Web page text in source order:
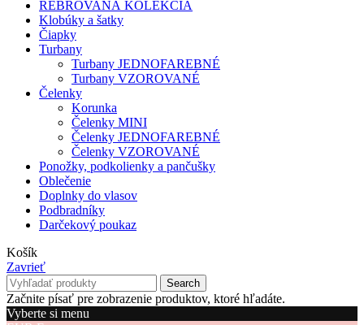
REBROVANÁ KOLEKCIA
Klobúky a šatky
Čiapky
Turbany
Turbany JEDNOFAREBNÉ
Turbany VZOROVANÉ
Čelenky
Korunka
Čelenky MINI
Čelenky JEDNOFAREBNÉ
Čelenky VZOROVANÉ
Ponožky, podkolienky a pančušky
Oblečenie
Doplnky do vlasov
Podbradníky
Darčekový poukaz
Košík
Zavrieť
Search
Začnite písať pre zobrazenie produktov, ktoré hľadáte.
Vyberte si menu